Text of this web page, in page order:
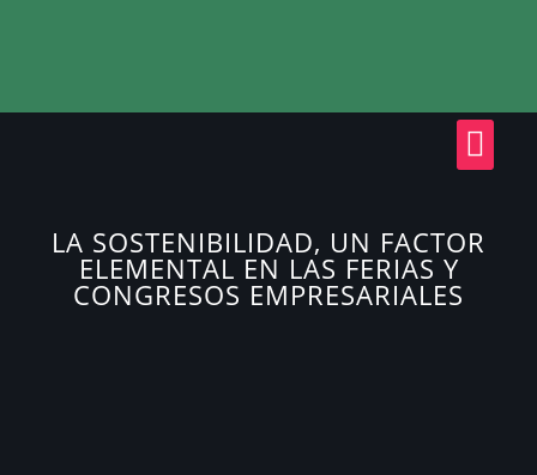
LA SOSTENIBILIDAD, UN FACTOR
ELEMENTAL EN LAS FERIAS Y
CONGRESOS EMPRESARIALES